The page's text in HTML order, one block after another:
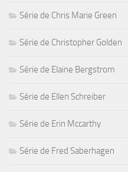
Série de Chris Marie Green
Série de Christopher Golden
Série de Elaine Bergstrom
Série de Ellen Schreiber
Série de Erin Mccarthy
Série de Fred Saberhagen